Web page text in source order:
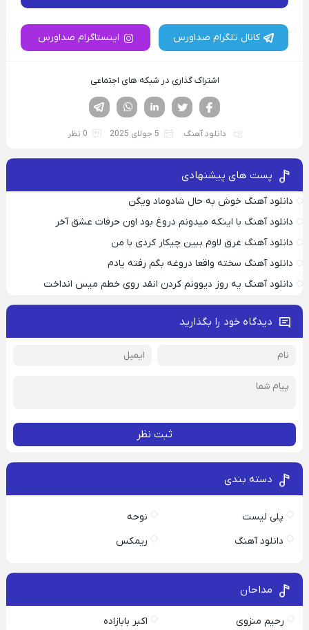
کانال تلگرام صداورس اینستاگرام صداورس
اشتراک گذاری در شبکه های اجتماعی
لینکدین تویتر
فیسوک
دانلود آهنگ 5 جولای 2025 0 نظر
پست های پیشنهادی
دانلود آهنگ خوش به حال شادوماد ویگن
دانلود آهنگ با اینکه میدونم دروغ بود اون حرفات عشق آخر
دانلود آهنگ غرق لاوم ببین چیکار کردی با من
دانلود آهنگ سخته واقعا دروغه بگم رفته یادم
دانلود آهنگ یه روز دیوونم کردن انقد روی خطم میس انداخت
دیدگاه خود را بگذارید
ثبت نظر
دسته بندی
پلی لیست
نوحه
دانلود آهنگ
ریمکس
مداحان
رحیم منزوی اکبر بابازاده